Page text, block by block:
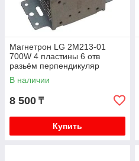
Магнетрон LG 2M213-01
700W 4 пластины 6 отв
разьём перпендикуляр
В наличии
8 500 ₸
Купить